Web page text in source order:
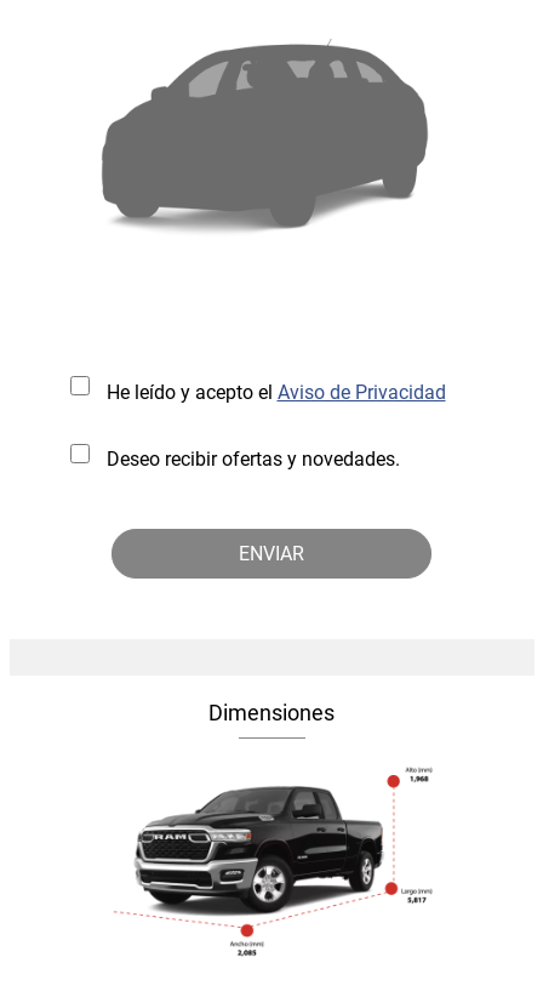
He leído y acepto el Aviso de Privacidad
Deseo recibir ofertas y novedades.
Dimensiones